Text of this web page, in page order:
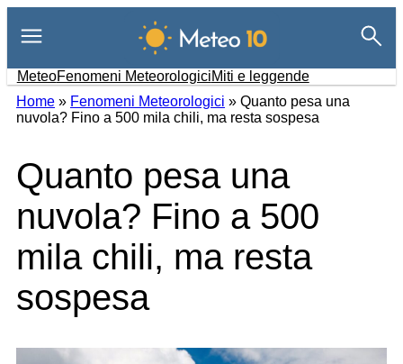
contenuto
MeteoFenomeni MeteorologiciMiti e leggende
Home » Fenomeni Meteorologici » Quanto pesa una
nuvola? Fino a 500 mila chili, ma resta sospesa
Quanto pesa una
nuvola? Fino a 500
mila chili, ma resta
sospesa